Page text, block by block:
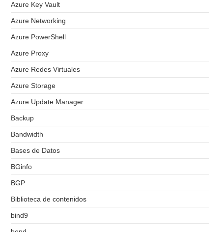
Azure Key Vault
Azure Networking
Azure PowerShell
Azure Proxy
Azure Redes Virtuales
Azure Storage
Azure Update Manager
Backup
Bandwidth
Bases de Datos
BGinfo
BGP
Biblioteca de contenidos
bind9